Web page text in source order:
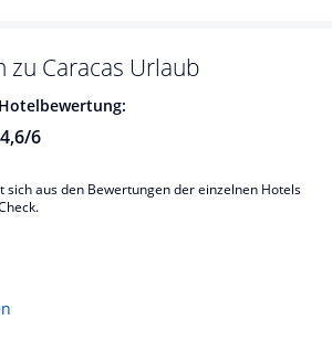
zu Caracas Urlaub
4,6/6
sich aus den Bewertungen der einzelnen Hotels